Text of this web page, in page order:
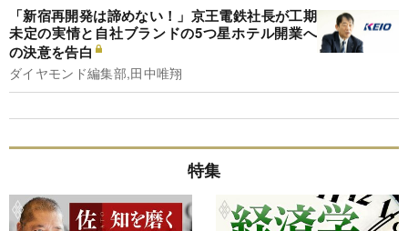
「新宿再開発は諦めない！」京王電鉄社長が工期
未定の実情と自社ブランドの5つ星ホテル開業へ
の決意を告白
ダイヤモンド編集部,田中唯翔
特集